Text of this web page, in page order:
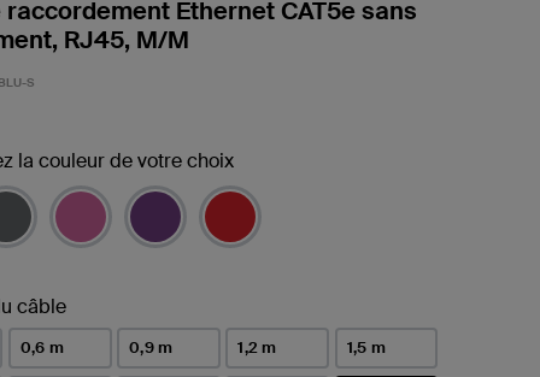
raccordement Ethernet CAT5e sans
RJ45, M/M
S
la couleur de votre choix
câble
0,6 m 0,9 m 1,2 m 1,5 m